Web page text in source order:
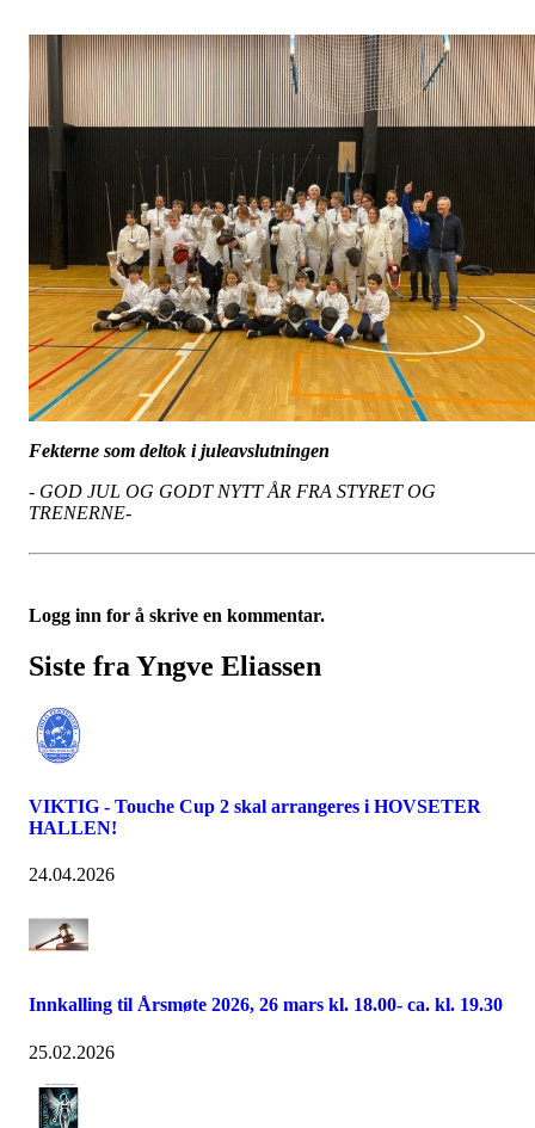
Fekterne som deltok i juleavslutningen
- GOD JUL OG GODT NYTT ÅR FRA STYRET OG
TRENERNE-
Logg inn for å skrive en kommentar.
Siste fra Yngve Eliassen
VIKTIG - Touche Cup 2 skal arrangeres i HOVSETER
HALLEN!
24.04.2026
Innkalling til Årsmøte 2026, 26 mars kl. 18.00- ca. kl. 19.30
25.02.2026